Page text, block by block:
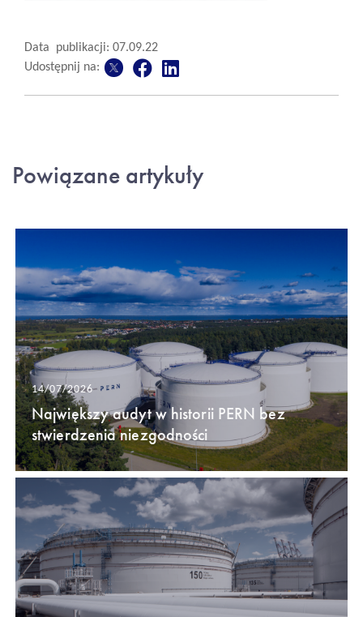
Data publikacji: 07.09.22
Udostępnij na:
Powiązane artykuły
14/07/2026
Największy audyt w historii PERN bez
stwierdzenia niezgodności